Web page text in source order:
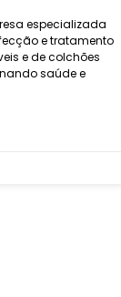
especializada
e tratamento
e de colchões
saúde e